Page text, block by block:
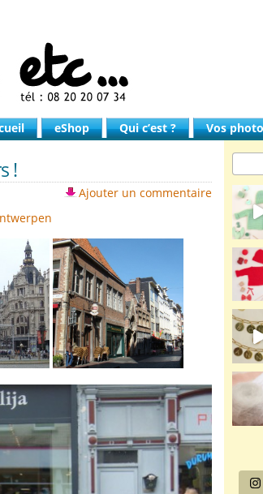
eShop Qui c’est ? Vos
!
Ajouter un commentaire